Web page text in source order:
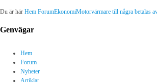
Du är här Hem ForumEkonomiMotorvärmare till några betalas
Genvägar
Hem
Forum
Nyheter
Artiklar